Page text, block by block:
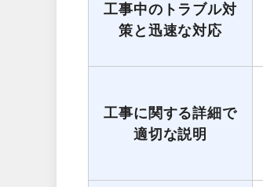
工事中のトラブル対
策と迅速な対応
工事に関する詳細で
適切な説明